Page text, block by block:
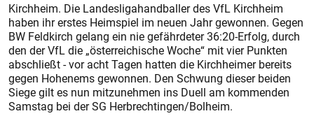
Kirchheim. Die Landesligahandballer des VfL Kirchheim
haben ihr erstes Heimspiel im neuen Jahr gewonnen. Gegen
BW Feldkirch gelang ein nie gefährdeter 36:20-Erfolg, durch
den der VfL die „österreichische Woche“ mit vier Punkten
abschließt - vor acht Tagen hatten die Kirchheimer bereits
gegen Hohenems gewonnen. Den Schwung dieser beiden
Siege gilt es nun mitzunehmen ins Duell am kommenden
Samstag bei der SG Herbrechtingen/Bolheim.